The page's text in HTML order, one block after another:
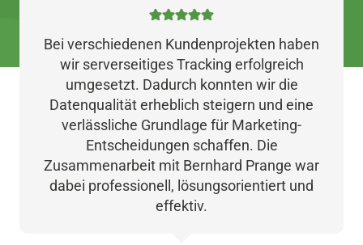
Bei verschiedenen Kundenprojekten haben
wir serverseitiges Tracking erfolgreich
umgesetzt. Dadurch konnten wir die
Datenqualität erheblich steigern und eine
verlässliche Grundlage für Marketing-
Entscheidungen schaffen. Die
Zusammenarbeit mit Bernhard Prange war
dabei professionell, lösungsorientiert und
effektiv.